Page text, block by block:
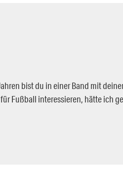
bist du in einer Band mit
Fußball interessieren, hätte ich